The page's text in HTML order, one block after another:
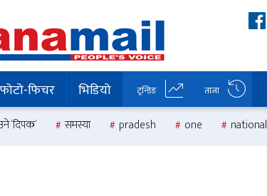
फोटो-फिचर भिडियो ट्रन्डिङ ताजा
‘दिपक’ समस्या pradesh one national